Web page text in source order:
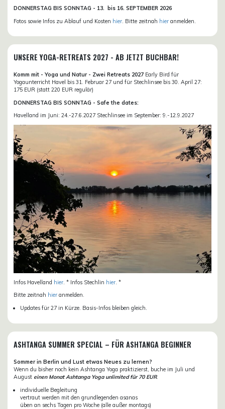
DONNERSTAG BIS SONNTAG - 13. bis 16. SEPTEMBER 2026
Fotos sowie Infos zu Ablauf und Kosten hier . Bitte zeitnah hier anmelden.
UNSERE YOGA-RETREATS 2027 - AB JETZT BUCHBAR!
Komm mit - Yoga und Natur - Zwei Retreats 2027 Early Bird für
Yogaunterricht Havel bis 31. Februar 27 und für Stechlinsee bis 30. April 27:
175 EUR (statt 220 EUR regulär)
DONNERSTAG BIS SONNTAG - Safe the dates:
Havelland im Juni: 24.-27.6.2027 Stechlinsee im September: 9.-12.9.2027
Infos Havelland hier . * Infos Stechlin hier . *
Bitte zeitnah hier anmelden.
Updates für 27 in Kürze. Basis-Infos bleiben gleich.
ASHTANGA SUMMER SPECIAL – FÜR ASHTANGA BEGINNER
Sommer in Berlin und Lust etwas Neues zu lernen?
Wenn du bisher noch kein Ashtanga Yoga praktizierst, buche im Juli und
August einen Monat Ashtanga Yoga unlimited für 70 EUR.
individuelle Begleitung
vertraut werden mit den grundlegenden asanas
üben an sechs Tagen pro Woche (alle außer montags)